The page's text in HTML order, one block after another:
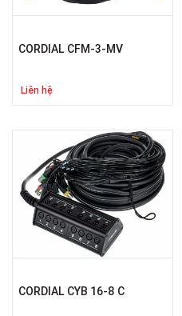
CORDIAL CFM-3-MV
Liên hệ
CORDIAL CYB 16-8 C